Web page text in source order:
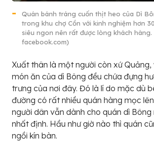
Quán bánh tráng cuốn thịt heo của Dì
trong khu chợ Cồn với kinh nghiệm hơn
siêu ngon nên rất được lòng khách hàng.
facebook.com)
Xuất thân là một người còn xứ
món ăn của dì Bông đều chứa đựng
trưng của nơi đây. Đó là lí do mặc dù
đường có rất nhiều quán hàng mọc
người dân vẫn dành cho quán dì Bông
nhất định. Hầu như giờ nào thì quán
ngồi kín bàn.